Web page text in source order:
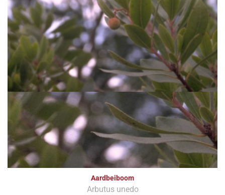
Aardbeiboom
Arbutus unedo